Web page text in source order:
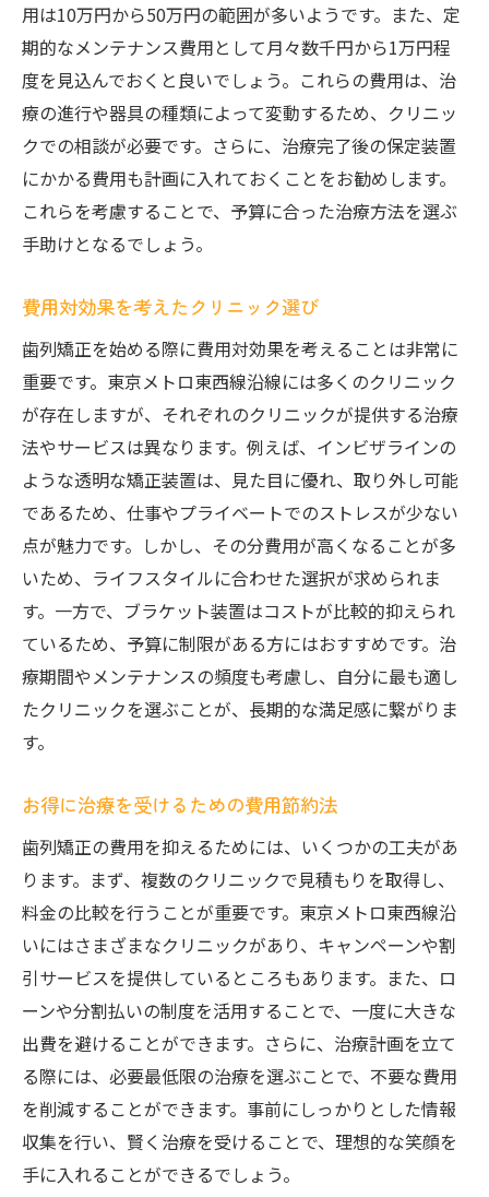
用は10万円から50万円の範囲が多いようです。また、定
期的なメンテナンス費用として月々数千円から1万円程
度を見込んでおくと良いでしょう。これらの費用は、治
療の進行や器具の種類によって変動するため、クリニッ
クでの相談が必要です。さらに、治療完了後の保定装置
にかかる費用も計画に入れておくことをお勧めします。
これらを考慮することで、予算に合った治療方法を選ぶ
手助けとなるでしょう。
費用対効果を考えたクリニック選び
歯列矯正を始める際に費用対効果を考えることは非常に
重要です。東京メトロ東西線沿線には多くのクリニック
が存在しますが、それぞれのクリニックが提供する治療
法やサービスは異なります。例えば、インビザラインの
ような透明な矯正装置は、見た目に優れ、取り外し可能
であるため、仕事やプライベートでのストレスが少ない
点が魅力です。しかし、その分費用が高くなることが多
いため、ライフスタイルに合わせた選択が求められま
す。一方で、ブラケット装置はコストが比較的抑えられ
ているため、予算に制限がある方にはおすすめです。治
療期間やメンテナンスの頻度も考慮し、自分に最も適し
たクリニックを選ぶことが、長期的な満足感に繋がりま
す。
お得に治療を受けるための費用節約法
歯列矯正の費用を抑えるためには、いくつかの工夫があ
ります。まず、複数のクリニックで見積もりを取得し、
料金の比較を行うことが重要です。東京メトロ東西線沿
いにはさまざまなクリニックがあり、キャンペーンや割
引サービスを提供しているところもあります。また、ロ
ーンや分割払いの制度を活用することで、一度に大きな
出費を避けることができます。さらに、治療計画を立て
る際には、必要最低限の治療を選ぶことで、不要な費用
を削減することができます。事前にしっかりとした情報
収集を行い、賢く治療を受けることで、理想的な笑顔を
手に入れることができるでしょう。